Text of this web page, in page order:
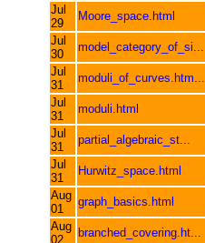
Jul
29
Moore_space.html
Jul
30
model_category_of_si...
Jul
31
moduli_of_curves.htm...
Jul
31
moduli.html
Jul
31
partial_algebraic_st...
Jul
31
Hurwitz_space.html
Aug
01
graph_basics.html
Aug
02
branched_covering.ht...